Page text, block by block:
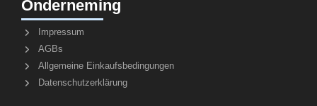
Onderneming
Impressum
AGBs
Allgemeine Einkaufsbedingungen
Datenschutzerklärung